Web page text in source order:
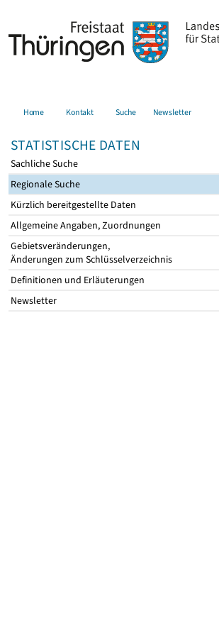
Home Kontakt Suche Newsletter
STATISTISCHE DATEN
Sachliche Suche
Regionale Suche
Kürzlich bereitgestellte Daten
Allgemeine Angaben, Zuordnungen
Gebietsveränderungen,
Änderungen zum Schlüsselverzeichnis
Definitionen und Erläuterungen
Newsletter